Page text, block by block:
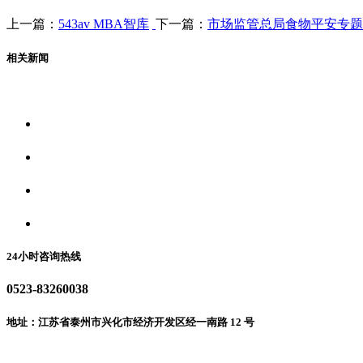
上一篇： 543av MBA智库 下一篇： 市场监管总局食物平安专
相关新闻
24小时咨询热线
0523-83260038
地址：江苏省泰州市兴化市经济开发区经一南路 12 号